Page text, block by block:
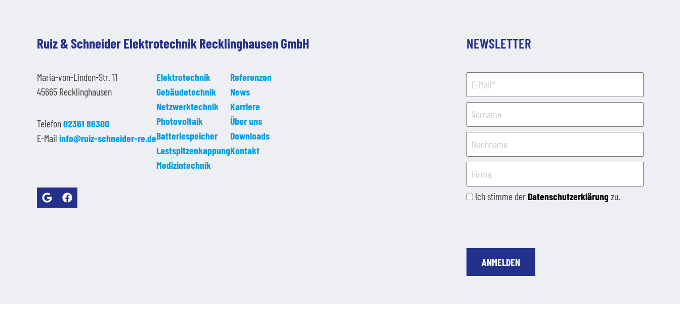
Ruiz & Schneider Elektrotechnik Recklinghausen GmbH
Maria-von-Linden-Str. 11
45665 Recklinghausen
Telefon02361 86300
E-Mail info@ruiz-schneider-re.de
Elektrotechnik
Gebäudetechnik
Netzwerktechnik
Photovoltaik
Batteriespeicher
Lastspitzenkappung
Medizintechnik
Referenzen
News
Karriere
Über uns
Downloads
Kontakt
NEWSLETTER
Ich stimme derDatenschutzerklärung zu.
ANMELDEN